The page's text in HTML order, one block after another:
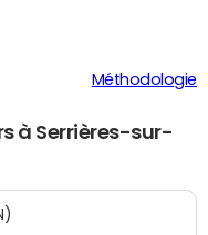
Méthodologie
à Serrières-sur-